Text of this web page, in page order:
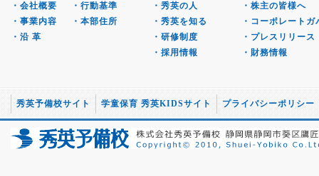
・会社概要
・事業内容
・沿 革
・行動基準
・本部住所
・秀英の人
・秀英を知る
・研修制度
・採用情報
・株主の皆様へ
・コーポレートガ
・プレスリリース
・財務情報
秀英予備校サイト 学童保育 秀英KIDSサイト プライバシーポリシー